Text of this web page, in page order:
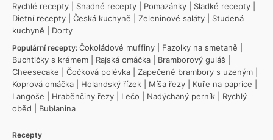
Rychlé recepty
Snadné recepty Pomazánky Sladké recepty
Dietní recepty
Česká kuchyně Zeleninové saláty
Studená
kuchyně
Dorty
Populární recepty: Čokoládové muffiny Fazolky na smetaně
Buchtičky s krémem
Rajská omáčka Bramborový guláš
Cheesecake
Čočková polévka Zapečené brambory s uzeným
Koprová omáčka
Holandský řízek Míša řezy Kuře na paprice
Langoše
Hraběnčiny řezy Lečo Nadýchaný perník
Rychlý
oběd
Bublanina
Recepty